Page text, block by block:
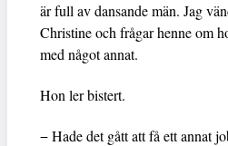
är full av dansande män. Jag
Christine och frågar henne om
med något annat.
Hon ler bistert.
− Hade det gått att få ett annat